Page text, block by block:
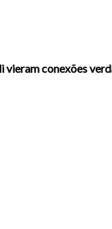
conexões